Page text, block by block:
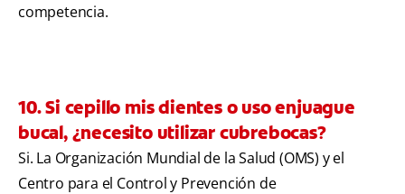
competencia.
10. Si cepillo mis dientes o uso enjuague
bucal, ¿necesito utilizar cubrebocas?
Si. La Organización Mundial de la Salud (OMS) y el
Centro para el Control y Prevención de